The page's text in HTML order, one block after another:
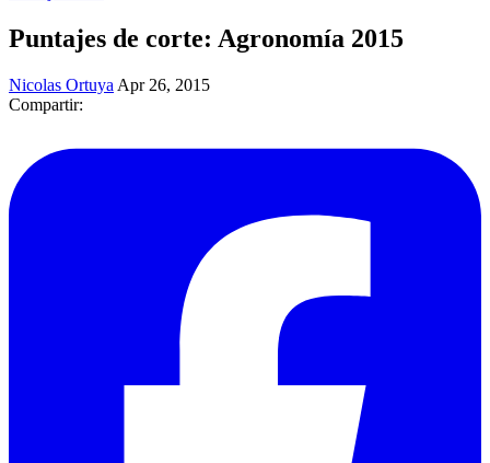
Puntajes de corte: Agronomía 2015
Nicolas Ortuya Apr 26, 2015
Compartir: